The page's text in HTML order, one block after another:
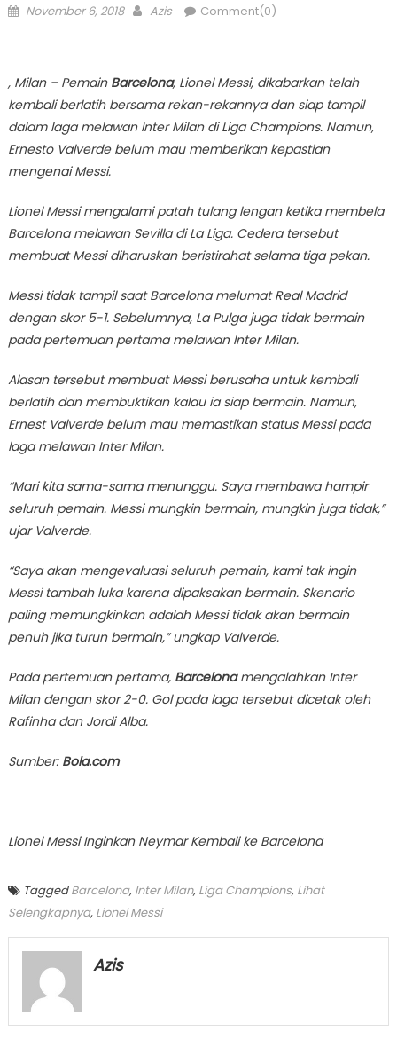
Posted
November 6, 2018 Author
Azis Comment(0)
, Milan – Pemain Barcelona, Lionel Messi, dikabarkan telah
kembali berlatih bersama rekan-rekannya dan siap tampil
dalam laga melawan Inter Milan di Liga Champions. Namun,
Ernesto Valverde belum mau memberikan kepastian
mengenai Messi.
Lionel Messi mengalami patah tulang lengan ketika membela
Barcelona melawan Sevilla di La Liga. Cedera tersebut
membuat Messi diharuskan beristirahat selama tiga pekan.
Messi tidak tampil saat Barcelona melumat Real Madrid
dengan skor 5-1. Sebelumnya, La Pulga juga tidak bermain
pada pertemuan pertama melawan Inter Milan.
Alasan tersebut membuat Messi berusaha untuk kembali
berlatih dan membuktikan kalau ia siap bermain. Namun,
Ernest Valverde belum mau memastikan status Messi pada
laga melawan Inter Milan.
“Mari kita sama-sama menunggu. Saya membawa hampir
seluruh pemain. Messi mungkin bermain, mungkin juga tidak,”
ujar Valverde.
“Saya akan mengevaluasi seluruh pemain, kami tak ingin
Messi tambah luka karena dipaksakan bermain. Skenario
paling memungkinkan adalah Messi tidak akan bermain
penuh jika turun bermain,” ungkap Valverde.
Pada pertemuan pertama, Barcelonamengalahkan Inter
Milan dengan skor 2-0. Gol pada laga tersebut dicetak oleh
Rafinha dan Jordi Alba.
Sumber: Bola.com
Lionel Messi Inginkan Neymar Kembali ke Barcelona
TaggedBarcelona, Inter Milan, Liga Champions, Lihat
Selengkapnya, Lionel Messi
Azis